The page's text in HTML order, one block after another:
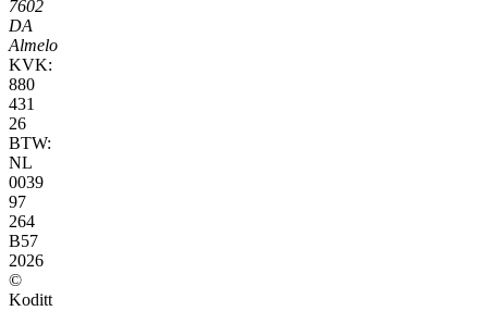
7602
DA
Almelo
KVK:
880
431
26
BTW:
NL
0039
97
264
B57
2026
©
Koditt